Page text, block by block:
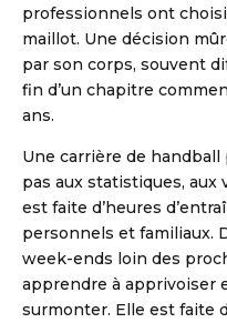
professionnels ont
maillot. Une décision
par son corps, souvent
fin d’un chapitre
ans.
Une carrière de
pas aux statistiques, aux
est faite d’heures
personnels et familiaux.
week-ends loin des
apprendre à apprivoiser
surmonter. Elle est faite